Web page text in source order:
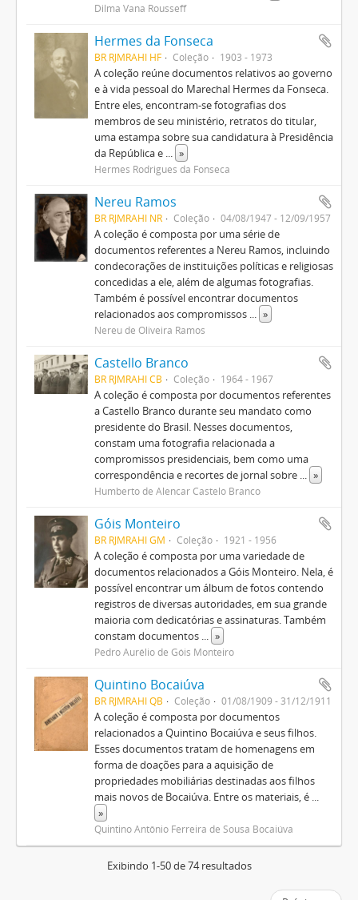
Dilma Vana Rousseff
Hermes da Fonseca
BR RJMRAHI HF Coleção 1903 - 1973
A coleção reúne documentos relativos ao governo
e à vida pessoal do Marechal Hermes da Fonseca.
Entre eles, encontram-se fotografias dos
membros de seu ministério, retratos do titular,
uma estampa sobre sua candidatura à Presidência
da República e ... »
Hermes Rodrigues da Fonseca
Nereu Ramos
BR RJMRAHI NR Coleção 04/08/1947 - 12/09/1957
A coleção é composta por uma série de
documentos referentes a Nereu Ramos, incluindo
condecorações de instituições políticas e religiosas
concedidas a ele, além de algumas fotografias.
Também é possível encontrar documentos
relacionados aos compromissos ... »
Nereu de Oliveira Ramos
Castello Branco
BR RJMRAHI CB Coleção 1964 - 1967
A coleção é composta por documentos referentes
a Castello Branco durante seu mandato como
presidente do Brasil. Nesses documentos,
constam uma fotografia relacionada a
compromissos presidenciais, bem como uma
correspondência e recortes de jornal sobre ... »
Humberto de Alencar Castelo Branco
Góis Monteiro
BR RJMRAHI GM Coleção 1921 - 1956
A coleção é composta por uma variedade de
documentos relacionados a Góis Monteiro. Nela, é
possível encontrar um álbum de fotos contendo
registros de diversas autoridades, em sua grande
maioria com dedicatórias e assinaturas. Também
constam documentos ... »
Pedro Aurélio de Góis Monteiro
Quintino Bocaiúva
BR RJMRAHI QB Coleção 01/08/1909 - 31/12/1911
A coleção é composta por documentos
relacionados a Quintino Bocaiúva e seus filhos.
Esses documentos tratam de homenagens em
forma de doações para a aquisição de
propriedades mobiliárias destinadas aos filhos
mais novos de Bocaiúva. Entre os materiais, é ...
»
Quintino Antônio Ferreira de Sousa Bocaiúva
Exibindo 1-50 de 74 resultados